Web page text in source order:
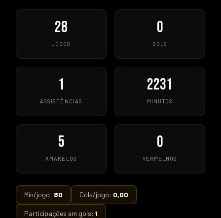
28
JOGOS
0
GOLS
1
ASSISTÊNCIAS
2231
MINUTOS
5
AMARELOS
0
VERMELHOS
Min/jogo: 80 Gols/jogo: 0,00
Participações em gols: 1